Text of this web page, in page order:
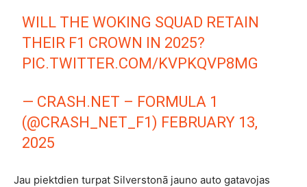
WILL THE WOKING SQUAD RETAIN
THEIR F1 CROWN IN 2025?
PIC.TWITTER.COM/KVPKQVP8MG
— CRASH.NET – FORMULA 1
(@CRASH_NET_F1) FEBRUARY 13,
2025
Jau piektdien turpat Silverstonā jauno auto gatavojas